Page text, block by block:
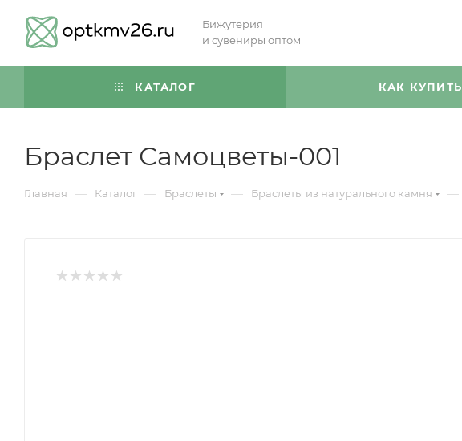
Бижутерия
и сувениры оптом
КАТАЛОГ КАК КУПИТЬ
Браслет Самоцветы-001
Главная — Каталог — Браслеты — Браслеты из натурального камня —